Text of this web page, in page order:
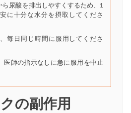
ら尿酸を排出しやすくするため、1
に十分な水分を摂取してくださ
毎日同じ時間に服用してくださ
医師の指示なしに急に服用を中止
の副作用